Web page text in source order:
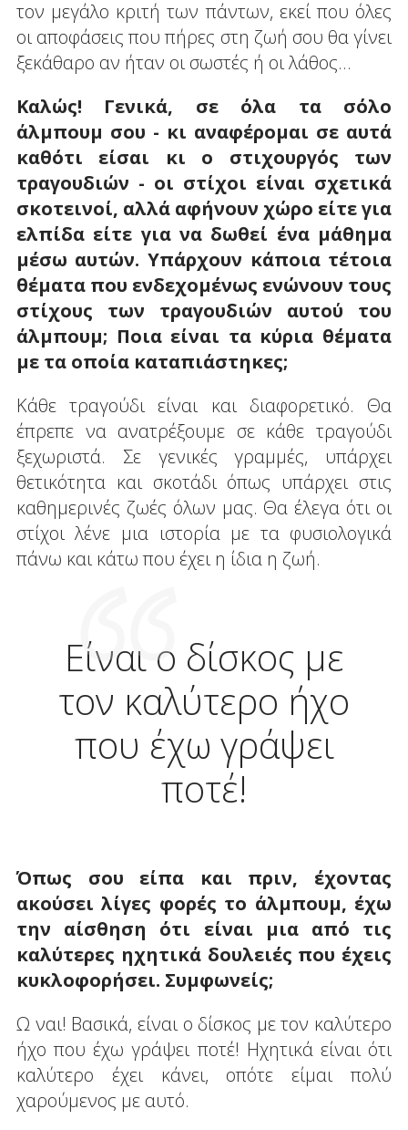
τον μεγάλο κριτή των πάντων, εκεί που όλες
οι αποφάσεις που πήρες στη ζωή σου θα γίνει
ξεκάθαρο αν ήταν οι σωστές ή οι λάθος…
Καλώς! Γενικά, σε όλα τα σόλο
άλμπουμ σου - κι αναφέρομαι σε αυτά
καθότι είσαι κι ο στιχουργός των
τραγουδιών - οι στίχοι είναι σχετικά
σκοτεινοί, αλλά αφήνουν χώρο είτε για
ελπίδα είτε για να δωθεί ένα μάθημα
μέσω αυτών. Υπάρχουν κάποια τέτοια
θέματα που ενδεχομένως ενώνουν τους
στίχους των τραγουδιών αυτού του
άλμπουμ; Ποια είναι τα κύρια θέματα
με τα οποία καταπιάστηκες;
Κάθε τραγούδι είναι και διαφορετικό. Θα
έπρεπε να ανατρέξουμε σε κάθε τραγούδι
ξεχωριστά. Σε γενικές γραμμές, υπάρχει
θετικότητα και σκοτάδι όπως υπάρχει στις
καθημερινές ζωές όλων μας. Θα έλεγα ότι οι
στίχοι λένε μια ιστορία με τα φυσιολογικά
πάνω και κάτω που έχει η ίδια η ζωή.
Είναι ο δίσκος με
τον καλύτερο ήχο
που έχω γράψει
ποτέ!
Όπως σου είπα και πριν, έχοντας
ακούσει λίγες φορές το άλμπουμ, έχω
την αίσθηση ότι είναι μια από τις
καλύτερες ηχητικά δουλειές που έχεις
κυκλοφορήσει. Συμφωνείς;
Ω ναι! Βασικά, είναι ο δίσκος με τον καλύτερο
ήχο που έχω γράψει ποτέ! Ηχητικά είναι ότι
καλύτερο έχει κάνει, οπότε είμαι πολύ
χαρούμενος με αυτό.